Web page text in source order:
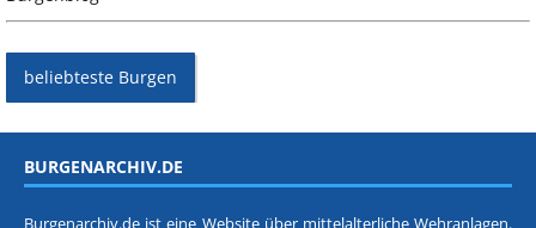
beliebteste Burgen
BURGENARCHIV.DE
Burgenarchiv.de ist eine Website über mittelalterliche Wehranlagen.